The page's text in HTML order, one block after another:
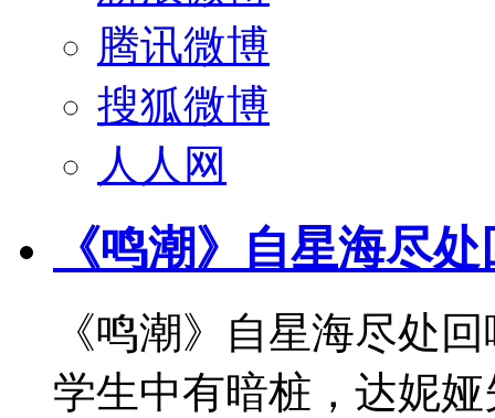
腾讯微博
搜狐微博
人人网
《鸣潮》自星海尽
《鸣潮》自星海尽处
学生中有暗桩，达妮